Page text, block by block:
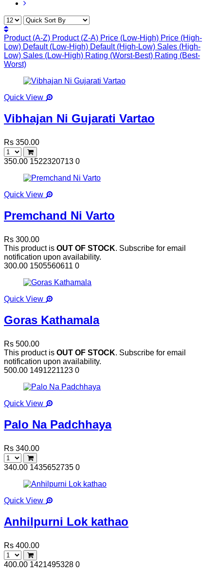
Product (A-Z) Product (Z-A) Price (Low-High) Price (High-
Low) Default (Low-High) Default (High-Low) Sales (High-
Low) Sales (Low-High) Rating (Worst-Best) Rating (Best-
Worst)
Quick View
Vibhajan Ni Gujarati Vartao
Rs 350.00
350.00 1522320713 0
Quick View
Premchand Ni Varto
Rs 300.00
This product is OUT OF STOCK. Subscribe for email
notification upon availability.
300.00 1505560611 0
Quick View
Goras Kathamala
Rs 500.00
This product is OUT OF STOCK. Subscribe for email
notification upon availability.
500.00 1491221123 0
Quick View
Palo Na Padchhaya
Rs 340.00
340.00 1435652735 0
Quick View
Anhilpurni Lok kathao
Rs 400.00
400.00 1421495328 0